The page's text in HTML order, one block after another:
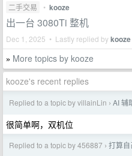
二手交易 • kooze
出一台 3080Ti 整机
Dec 1, 2025 • Lastly replied bykooze
» More topics by kooze
kooze's recent replies
Replied to a topic by villainLin › AI 辅
很简单啊，双机位
Replied to a topic by 456887 › 打算